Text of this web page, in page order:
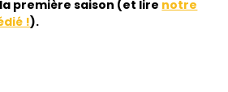
première saison (et lire notre
!).